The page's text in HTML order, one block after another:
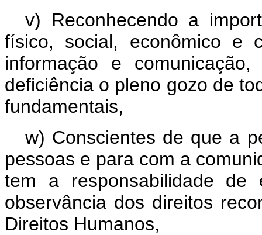
v) Reconhecendo a
físico, social, econômico e
informação e
deficiência o pleno gozo de
fundamentais,
w) Conscientes de que a
pessoas e para com a
tem a responsabilidade
observância dos direitos
Direitos Humanos,